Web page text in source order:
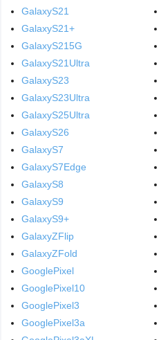
GalaxyS21
GalaxyS21+
GalaxyS215G
GalaxyS21Ultra
GalaxyS23
GalaxyS23Ultra
GalaxyS25Ultra
GalaxyS26
GalaxyS7
GalaxyS7Edge
GalaxyS8
GalaxyS9
GalaxyS9+
GalaxyZFlip
GalaxyZFold
GooglePixel
GooglePixel10
GooglePixel3
GooglePixel3a